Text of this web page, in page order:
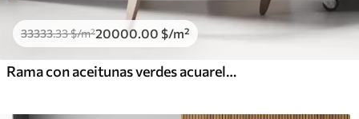
33333.33$/m²20000.00 $/m²
Rama con aceitunas verdes acuarela húmeda